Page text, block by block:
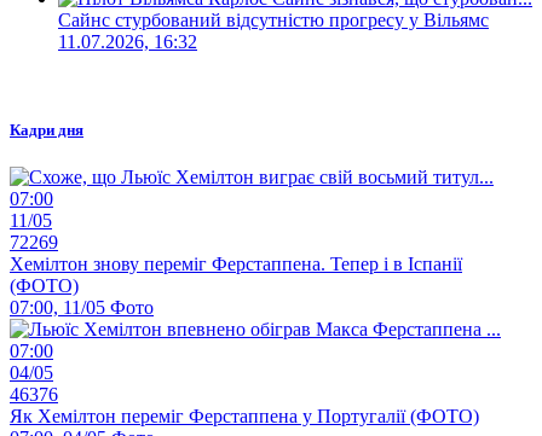
Сайнс стурбований відсутністю прогресу у Вільямс
11.07.2026, 16:32
Кадри дня
07:00
11/05
72269
Хемілтон знову переміг Ферстаппена. Тепер і в Іспанії
(ФОТО)
07:00, 11/05 Фото
07:00
04/05
46376
Як Хемілтон переміг Ферстаппена у Португалії (ФОТО)